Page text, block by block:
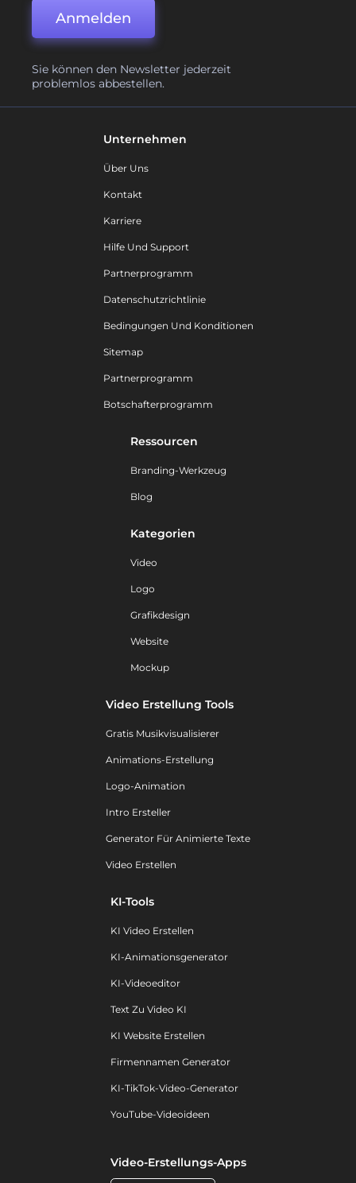
Anmelden
Sie können den Newsletter jederzeit
problemlos abbestellen.
Unternehmen
Über Uns
Kontakt
Karriere
Hilfe Und Support
Partnerprogramm
Datenschutzrichtlinie
Bedingungen Und Konditionen
Sitemap
Partnerprogramm
Botschafterprogramm
Ressourcen
Branding-Werkzeug
Blog
Kategorien
Video
Logo
Grafikdesign
Website
Mockup
Video Erstellung Tools
Gratis Musikvisualisierer
Animations-Erstellung
Logo-Animation
Intro Ersteller
Generator Für Animierte Texte
Video Erstellen
KI-Tools
KI Video Erstellen
KI-Animationsgenerator
KI-Videoeditor
Text Zu Video KI
KI Website Erstellen
Firmennamen Generator
KI-TikTok-Video-Generator
YouTube-Videoideen
Video-Erstellungs-Apps